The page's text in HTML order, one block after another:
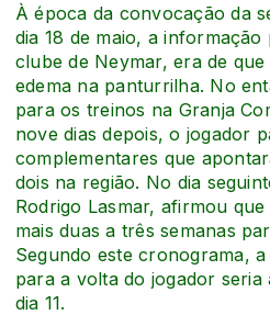
À época da convocação da
dia 18 de maio, a informação
clube de Neymar, era de
edema na panturrilha. No
para os treinos na Granja
nove dias depois, o jogador
complementares que
dois na região. No dia
Rodrigo Lasmar, afirmou
mais duas a três semanas
Segundo este cronograma,
para a volta do jogador
dia 11.